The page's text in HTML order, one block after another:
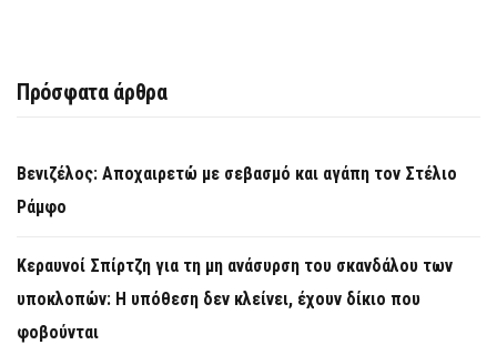
Πρόσφατα άρθρα
Βενιζέλος: Αποχαιρετώ με σεβασμό και αγάπη τον Στέλιο
Ράμφο
Κεραυνοί Σπίρτζη για τη μη ανάσυρση του σκανδάλου των
υποκλοπών: Η υπόθεση δεν κλείνει, έχουν δίκιο που
φοβούνται